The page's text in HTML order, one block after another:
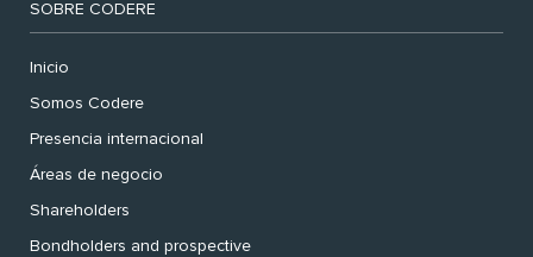
SOBRE CODERE
Inicio
Somos Codere
Presencia internacional
Áreas de negocio
Shareholders
Bondholders and prospective